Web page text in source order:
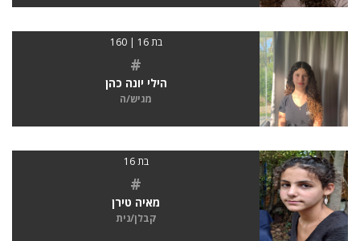
בת 16 | 160
#
הילי יונה כהן
מגיש/ה
בת 16
#
מאיה טירן
קבלן/נית